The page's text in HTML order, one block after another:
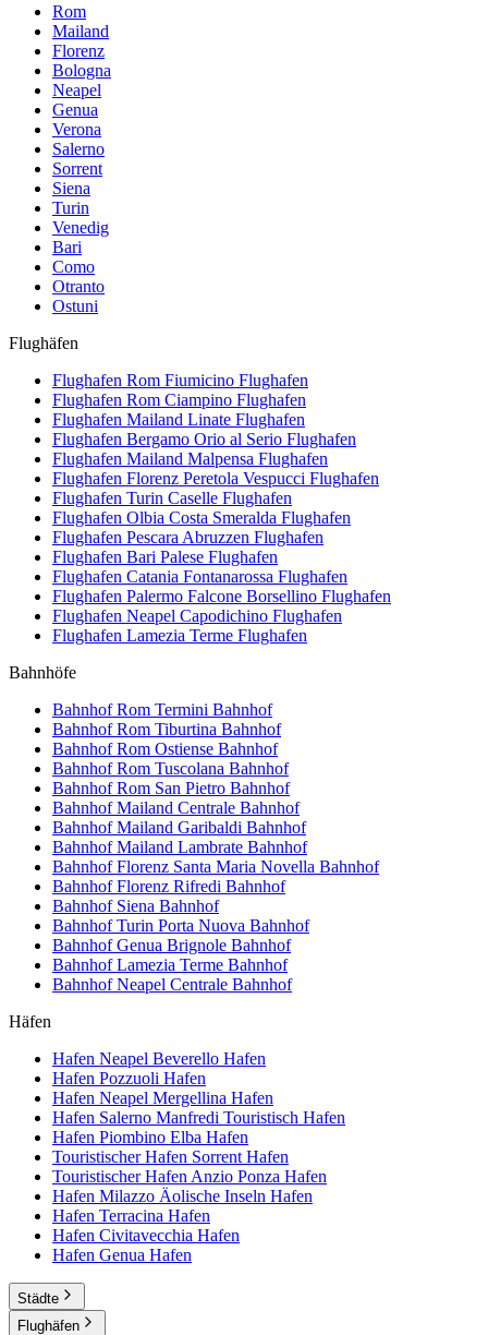
Rom
Mailand
Florenz
Bologna
Neapel
Genua
Verona
Salerno
Sorrent
Siena
Turin
Venedig
Bari
Como
Otranto
Ostuni
Flughäfen
Flughafen Rom Fiumicino Flughafen
Flughafen Rom Ciampino Flughafen
Flughafen Mailand Linate Flughafen
Flughafen Bergamo Orio al Serio Flughafen
Flughafen Mailand Malpensa Flughafen
Flughafen Florenz Peretola Vespucci Flughafen
Flughafen Turin Caselle Flughafen
Flughafen Olbia Costa Smeralda Flughafen
Flughafen Pescara Abruzzen Flughafen
Flughafen Bari Palese Flughafen
Flughafen Catania Fontanarossa Flughafen
Flughafen Palermo Falcone Borsellino Flughafen
Flughafen Neapel Capodichino Flughafen
Flughafen Lamezia Terme Flughafen
Bahnhöfe
Bahnhof Rom Termini Bahnhof
Bahnhof Rom Tiburtina Bahnhof
Bahnhof Rom Ostiense Bahnhof
Bahnhof Rom Tuscolana Bahnhof
Bahnhof Rom San Pietro Bahnhof
Bahnhof Mailand Centrale Bahnhof
Bahnhof Mailand Garibaldi Bahnhof
Bahnhof Mailand Lambrate Bahnhof
Bahnhof Florenz Santa Maria Novella Bahnhof
Bahnhof Florenz Rifredi Bahnhof
Bahnhof Siena Bahnhof
Bahnhof Turin Porta Nuova Bahnhof
Bahnhof Genua Brignole Bahnhof
Bahnhof Lamezia Terme Bahnhof
Bahnhof Neapel Centrale Bahnhof
Häfen
Hafen Neapel Beverello Hafen
Hafen Pozzuoli Hafen
Hafen Neapel Mergellina Hafen
Hafen Salerno Manfredi Touristisch Hafen
Hafen Piombino Elba Hafen
Touristischer Hafen Sorrent Hafen
Touristischer Hafen Anzio Ponza Hafen
Hafen Milazzo Äolische Inseln Hafen
Hafen Terracina Hafen
Hafen Civitavecchia Hafen
Hafen Genua Hafen
Städte
Flughäfen